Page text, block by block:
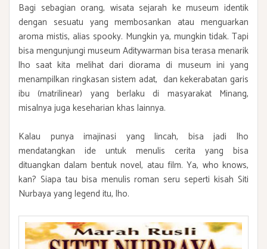
Bagi sebagian orang, wisata sejarah ke museum identik
dengan sesuatu yang membosankan atau menguarkan
aroma mistis, alias spooky. Mungkin ya, mungkin tidak. Tapi
bisa mengunjungi museum Aditywarman bisa terasa menarik
lho saat kita melihat dari diorama di museum ini yang
menampilkan ringkasan sistem adat, dan kekerabatan garis
ibu (matrilinear) yang berlaku di masyarakat Minang,
misalnya juga keseharian khas lainnya.
Kalau punya imajinasi yang lincah, bisa jadi lho
mendatangkan ide untuk menulis cerita yang bisa
dituangkan dalam bentuk novel, atau film. Ya, who knows,
kan? Siapa tau bisa menulis roman seru seperti kisah Siti
Nurbaya yang legend itu, lho.